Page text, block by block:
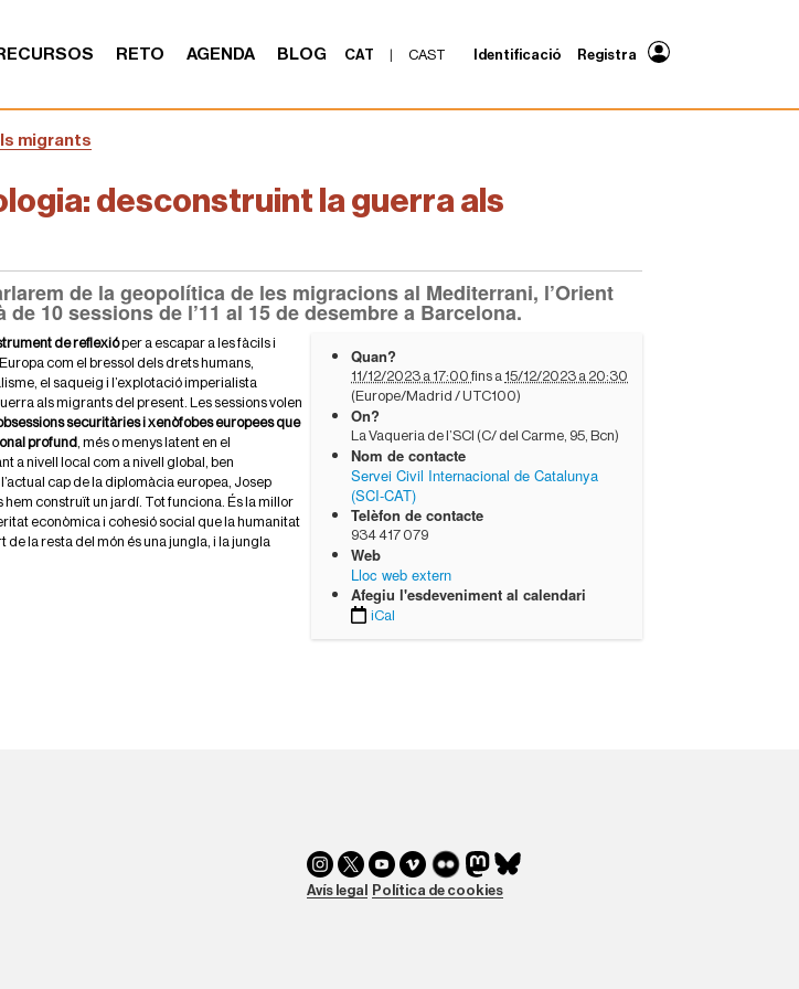
RETO AGENDA BLOG CAT | CAST Identificació Registra
migrants
desconstruint la guerra als
de la geopolítica de les migracions al Mediterrani, l’Orient
de 10 sessions de l’11 al 15 de desembre a Barcelona.
Quan?
11/12/2023 a 17:00 fins a 15/12/2023 a 20:30
(Europe/Madrid / UTC100)
On?
La Vaqueria de l’SCI (C/ del Carme, 95, Bcn)
Nom de contacte
Servei Civil Internacional de Catalunya
(SCI-CAT)
Telèfon de contacte
934 417 079
Web
Lloc web extern
Afegiu l'esdeveniment al calendari
iCal
de reflexióper a escapar a les fàcils i
com el bressol dels drets humans,
el saqueig i l’explotació imperialista
als migrants del present. Les sessions volen
securitàries i xenòfobes europees que
profund , més o menys latent en el
a nivell local com a nivell global, ben
cap de la diplomàcia europea, Josep
hem construït un jardí. Tot funciona. És la millor
econòmica i cohesió social que la humanitat
de la resta del món és una jungla, i la jungla
Avís legal Política de cookies